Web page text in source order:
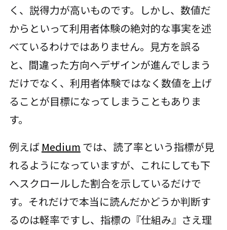
く、説得力が高いものです。しかし、数値だ
からといって利用者体験の絶対的な事実を述
べているわけではありません。見方を誤る
と、間違った方向へデザインが進んでしまう
だけでなく、利用者体験ではなく数値を上げ
ることが目標になってしまうこともありま
す。
例えば Medium では、読了率という指標が見
れるようになっていますが、これにしても下
へスクロールした割合を示しているだけで
す。それだけで本当に読んだかどうか判断す
るのは軽率ですし、指標の『仕組み』さえ理